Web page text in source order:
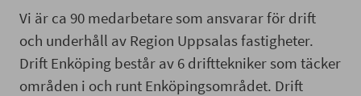
Vi är ca 90 medarbetare som ansvarar för drift
och underhåll av Region Uppsalas fastigheter.
Drift Enköping består av 6 drifttekniker som täcker
områden i och runt Enköpingsområdet. Drift